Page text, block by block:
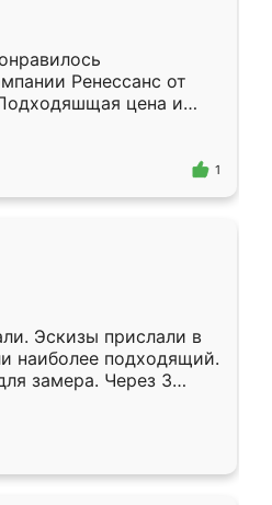
Ренессанс от
цена и
Приехавший
Владислав
эскизу самый
1
Эскизы прислали в
наиболее подходящий.
замера. Через 3
готова. Остались
Ренессанс
работу!